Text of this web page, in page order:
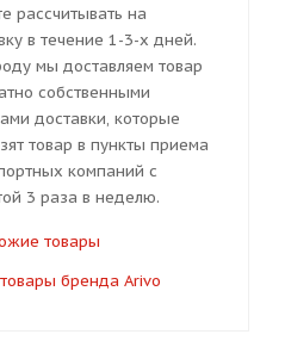
рассчитывать на
в течение 1-3-х дней.
мы доставляем товар
собственными
доставки, которые
товар в пункты приема
компаний с
3 раза в неделю.
товары
бренда Arivo